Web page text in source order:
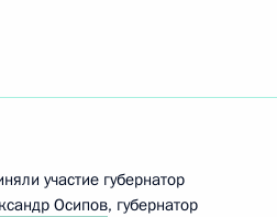
участие губернатор
Осипов, губернатор